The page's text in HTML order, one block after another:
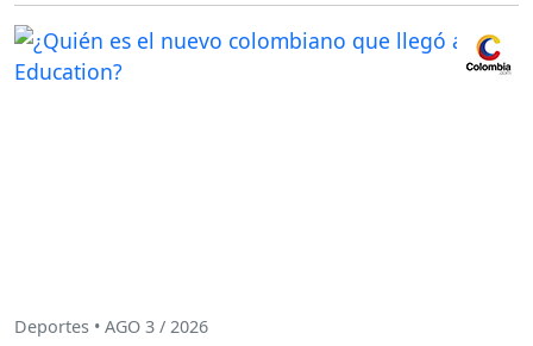
Deportes • AGO 3 / 2026